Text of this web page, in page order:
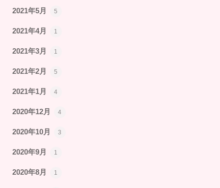
2021年5月 5
2021年4月 1
2021年3月 1
2021年2月 5
2021年1月 4
2020年12月 4
2020年10月 3
2020年9月 1
2020年8月 1